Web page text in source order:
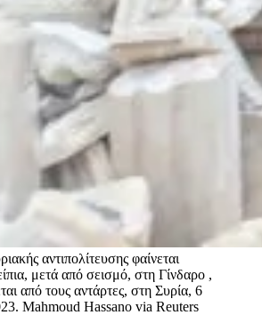
αντιπολίτευσης φαίνεται
μετά από σεισμό, στη Γίνδαρο ,
από τους αντάρτες, στη Συρία, 6
Mahmoud Hassano via Reuters